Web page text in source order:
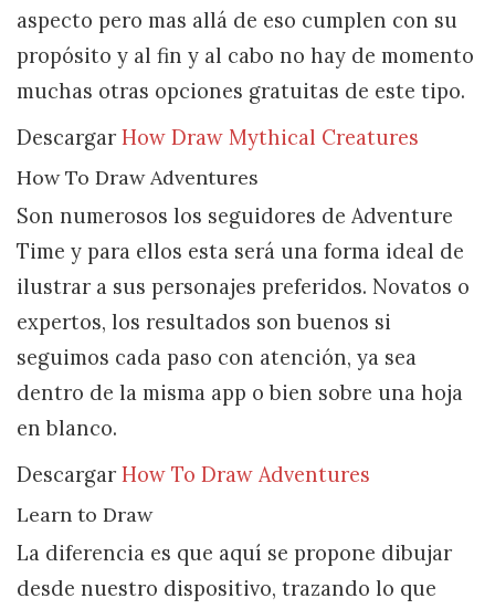
aspecto pero mas allá de eso cumplen con su
propósito y al fin y al cabo no hay de momento
muchas otras opciones gratuitas de este tipo.
Descargar How Draw Mythical Creatures
How To Draw Adventures
Son numerosos los seguidores de Adventure
Time y para ellos esta será una forma ideal de
ilustrar a sus personajes preferidos. Novatos o
expertos, los resultados son buenos si
seguimos cada paso con atención, ya sea
dentro de la misma app o bien sobre una hoja
en blanco.
Descargar How To Draw Adventures
Learn to Draw
La diferencia es que aquí se propone dibujar
desde nuestro dispositivo, trazando lo que